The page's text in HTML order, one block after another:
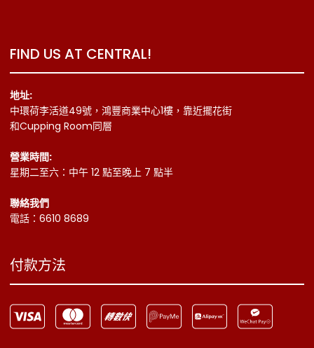
FIND US AT CENTRAL!
地址:
中環荷李活道49號，鴻豐商業中心1樓，靠近擺花街
和Cupping Room同層
營業時間:
星期二至六：中午 12 點至晚上 7 點半
聯絡我們
電話：6610 8689
付款方法